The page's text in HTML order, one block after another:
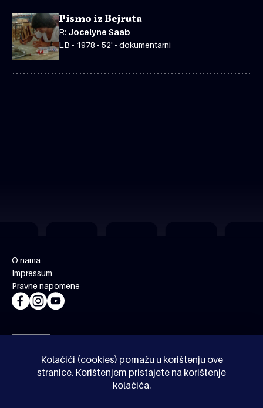
Kolačići (cookies) pomažu u korištenju ove
stranice. Korištenjem pristajete na korištenje
kolačića.
Pismo iz Bejruta
R: Jocelyne Saab
LB • 1978 • 52' • dokumentarni
O nama
Impressum
Pravne napomene